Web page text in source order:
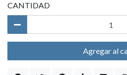
CANTIDAD
Agregar al